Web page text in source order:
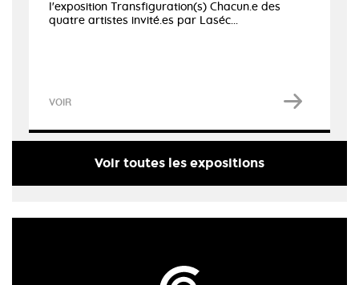
l'exposition Transfiguration(s) Chacun.e des
quatre artistes invité.es par Laséc...
VOIR
Voir toutes les expositions